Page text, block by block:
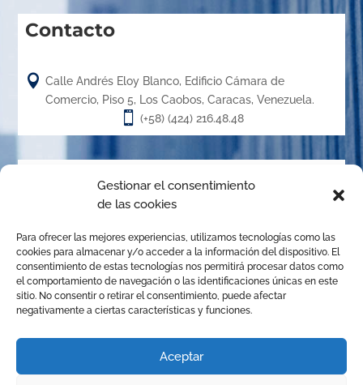
Gestionar el consentimiento
de las cookies
Para ofrecer las mejores experiencias, utilizamos tecnologías como las
cookies para almacenar y/o acceder a la información del dispositivo. El
consentimiento de estas tecnologías nos permitirá procesar datos como
el comportamiento de navegación o las identificaciones únicas en este
sitio. No consentir o retirar el consentimiento, puede afectar
negativamente a ciertas características y funciones.
Aceptar
Contacto
 Calle Andrés Eloy Blanco, Edificio Cámara de
Comercio, Piso 5, Los Caobos, Caracas, Venezuela.
 (+58) (424) 216.48.48
Acerca de
El Centro de Arbitraje de la Cámara de Caracas (CACC),
creado en el año 1.989, es un órgano de la Cámara de
Comercio, Industria y Servicios de Caracas, organizado de
conformidad con las disposiciones de la Ley de Arbitraje
Comercial para promover la solución de conflictos
cualquier otro mecanismo alternativo de solución de